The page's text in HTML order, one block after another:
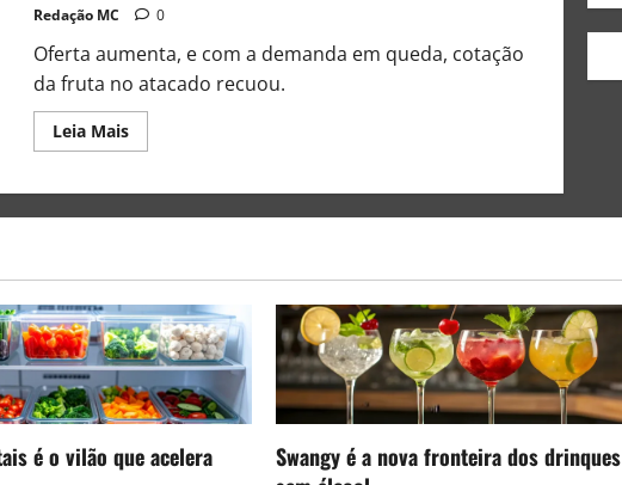
Redação MC 0
Oferta aumenta, e com a demanda em queda, cotação
da fruta no atacado recuou.
Leia Mais
é o vilão que acelera
Swangy é a nova fronteira dos drinques